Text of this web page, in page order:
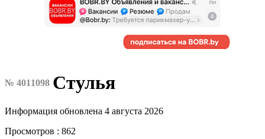
№ 4011098 Стулья
Информация обновлена 4 августа 2026
Просмотров : 862